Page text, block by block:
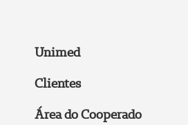
Unimed
Clientes
Área do Cooperado